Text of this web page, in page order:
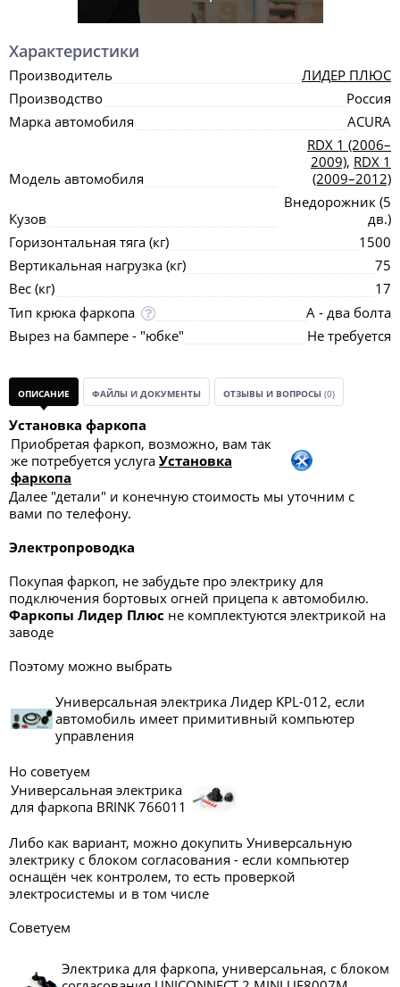
Характеристики
Производитель
ЛИДЕР ПЛЮС
Производство
Россия
Марка автомобиля
ACURA
Модель автомобиля
RDX 1 (2006–
2009), RDX 1
(2009–2012)
Кузов
Внедорожник (5
дв.)
Горизонтальная тяга (кг)
1500
Вертикальная нагрузка (кг)
75
Вес (кг)
17
Тип крюка фаркопа
А - два болта
Вырез на бампере - "юбке"
Не требуется
ОПИСАНИЕ ФАЙЛЫ И ДОКУМЕНТЫ ОТЗЫВЫ И ВОПРОСЫ (0)
Установка фаркопа
Приобретая фаркоп, возможно, вам так
же потребуется услуга Установка
фаркопа
Далее "детали" и конечную стоимость мы уточним с
вами по телефону.
Электропроводка
Покупая фаркоп, не забудьте про электрику для
подключения бортовых огней прицепа к автомобилю.
Фаркопы Лидер Плюс не комплектуются электрикой на
заводе
Поэтому можно выбрать
Универсальная электрика Лидер KPL-012, если
автомобиль имеет примитивный компьютер
управления
Но советуем
Универсальная электрика
для фаркопа BRINK 766011
Либо как вариант, можно докупить Универсальную
электрику с блоком согласования - если компьютер
оснащён чек контролем, то есть проверкой
электросистемы и в том числе
Советуем
Электрика для фаркопа, универсальная, с блоком